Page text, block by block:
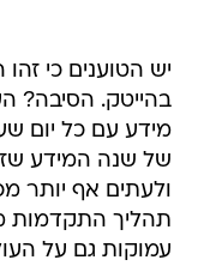
יש הטוענים כי
בהייטק. הסיבה?
מידע עם כל יום
של שנה המידע
ולעתים אף יותר
תהליך התקדמות
עמוקות גם על